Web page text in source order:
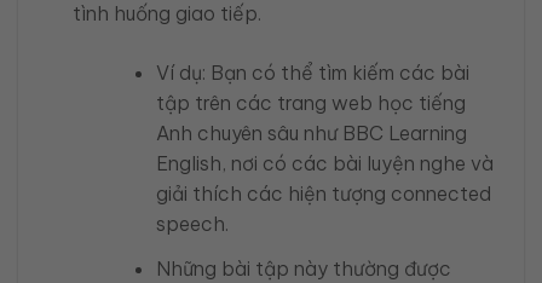
tình huống giao tiếp.
Ví dụ: Bạn có thể tìm kiếm các bài
tập trên các trang web học tiếng
Anh chuyên sâu như BBC Learning
English, nơi có các bài luyện nghe và
giải thích các hiện tượng connected
speech.
Những bài tập này thường được